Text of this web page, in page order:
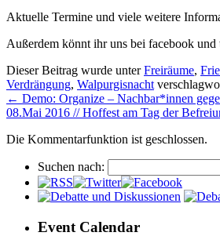
Aktuelle Termine und viele weitere
Außerdem könnt ihr uns bei facebook
Dieser Beitrag wurde unterFreiräume,
Verdrängung, Walpurgisnacht
← Demo: Organize – Nachbar*innen
08.Mai 2016 // Hoffest am Tag der
Die Kommentarfunktion ist geschlossen.
Suchen nach:
Event Calendar